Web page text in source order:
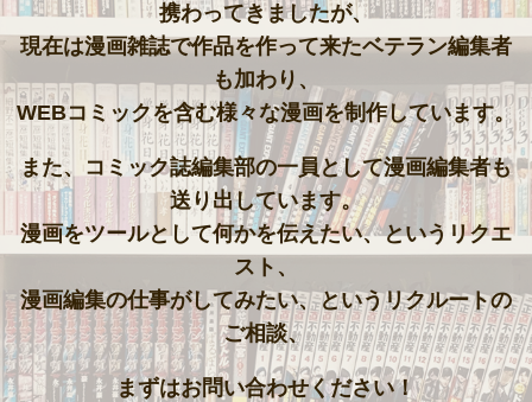
携わってきましたが、
現在は漫画雑誌で作品を作って来たベテラン編集者
も加わり、
WEBコミックを含む様々な漫画を制作しています。
また、コミック誌編集部の一員として漫画編集者も
送り出しています。
漫画をツールとして何かを伝えたい、というリクエ
スト、
漫画編集の仕事がしてみたい、というリクルートの
ご相談、
まずはお問い合わせください！